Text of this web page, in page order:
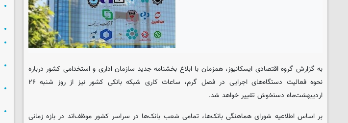
به گزارش گروه اقتصادی ایسکانیوز، همزمان با ابلاغ بخشنامه جدید سازمان اداری و استخدامی کشور درباره
نحوه فعالیت دستگاه‌های اجرایی در فصل گرم، ساعات کاری شبکه بانکی کشور نیز از روز شنبه ۲۶
اردیبهشت‌ماه دستخوش تغییر خواهد شد.
بر اساس اطلاعیه شورای هماهنگی بانک‌ها، تمامی شعب بانک‌ها در سراسر کشور موظف‌اند در بازه زمانی